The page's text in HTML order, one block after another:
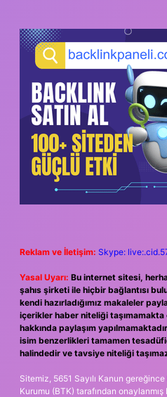
Reklam ve İletişim: Skype:
Yasal Uyarı: Bu internet sitesi,
şahıs şirketi ile hiçbir bağlantısı
kendi hazırladığımız makaleler
içerikler haber niteliği
hakkında paylaşım
isim benzerlikleri tamamen
halindedir ve tavsiye niteliği
Sitemiz, 5651 Sayılı Kanun
Kurumu (BTK) tarafından